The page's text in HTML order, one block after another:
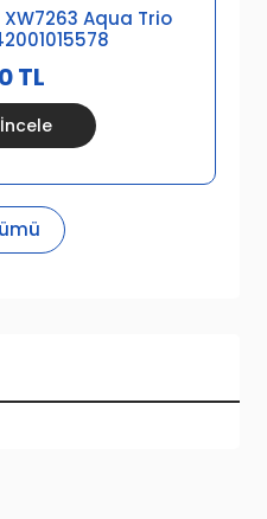
XW7263 Aqua Trio
TL